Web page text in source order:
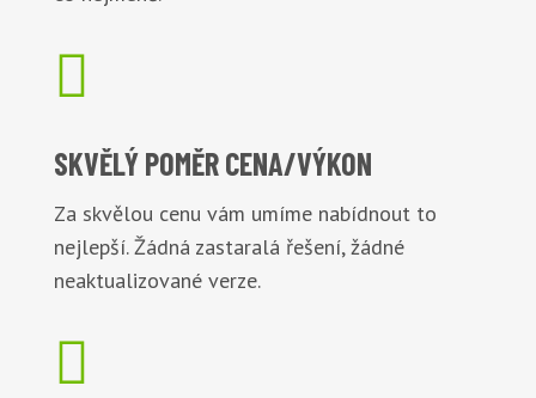

SKVĚLÝ POMĚRCENA/VÝKON
Za skvělou cenu vám umíme nabídnout to
nejlepší. Žádná zastaralá řešení, žádné
neaktualizované verze.
